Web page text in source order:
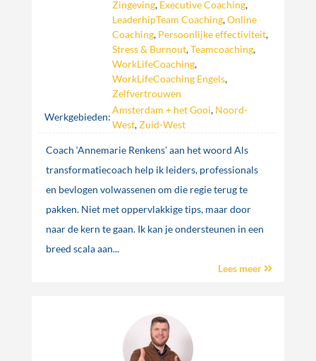
Zingeving, Executive Coaching,
LeaderhipTeam Coaching,Online
Coaching, Persoonlijke effectiviteit,
Stress & Burnout,Teamcoaching,
WorkLifeCoaching,
WorkLifeCoaching Engels,
Zelfvertrouwen
Werkgebieden:
Amsterdam + het Gooi, Noord-
West,Zuid-West
Coach ‘Annemarie Renkens’ aan het woord Als
transformatiecoach help ik leiders, professionals
en bevlogen volwassenen om die regie terug te
pakken. Niet met oppervlakkige tips, maar door
naar de kern te gaan. Ik kan je ondersteunen in een
breed scala aan...
Lees meer